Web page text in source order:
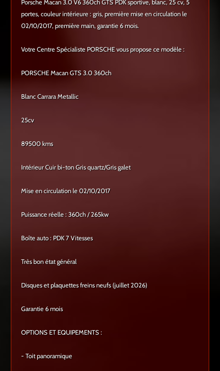
Porsche Macan 3.0 V6 360ch GTS PDK sportive, blanc, 25 cv, 5
portes, couleur intérieure : gris, première mise en circulation le
02/10/2017, première main, garantie 6 mois.
Votre Centre Spécialiste PORSCHE vous propose ce modèle :
PORSCHE Macan GTS 3.0 360ch
Blanc Carrara Metallic
25cv
89500 kms
Intérieur Cuir bi-ton Gris quartz/Gris galet
Mise en circulation le 02/10/2017
Puissance réelle : 360ch / 265kw
Boîte auto : PDK 7 Vitesses
Très bon état général
Disques et plaquettes freins neufs (juillet 2026)
Garantie 6 mois
OPTIONS ET EQUIPEMENTS :
- Toit panoramique